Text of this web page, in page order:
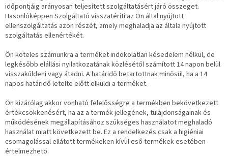
időpontjáig arányosan teljesített szolgáltatásért járó összeget.
Hasonlóképpen Szolgáltató visszatéríti az Ön által nyújtott
ellenszolgáltatás azon részét, amely meghaladja az általa nyújtott
szolgáltatás ellenértékét.
Ön köteles számunkra a terméket indokolatlan késedelem nélkül, de
legkésőbb elállási nyilatkozatának közlésétől számított 14 napon belül
visszaküldeni vagy átadni. A határidő betartottnak minősül, ha a 14
napos határidő letelte előtt elküldi a terméket.
Ön kizárólag akkor vonható felelősségre a termékben bekövetkezett
értékcsökkenésért, ha az a termék jellegének, tulajdonságainak és
működésének megállapításához szükséges használatot meghaladó
használat miatt következett be. Ez a rendelkezés csak a higiéniai
csomagolással ellátott termékeken kívül eső termékek esetében
értelmezhető.